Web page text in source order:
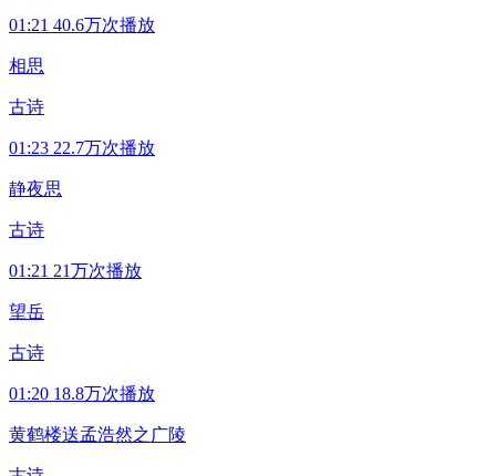
01:21 40.6万次播放
相思
古诗
01:23 22.7万次播放
静夜思
古诗
01:21 21万次播放
望岳
古诗
01:20 18.8万次播放
黄鹤楼送孟浩然之广陵